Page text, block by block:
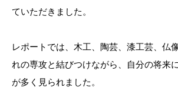
ていただきました。
レポートでは、木工、陶芸、漆工芸、仏
れの専攻と結びつけながら、自分の将来
が多く見られました。